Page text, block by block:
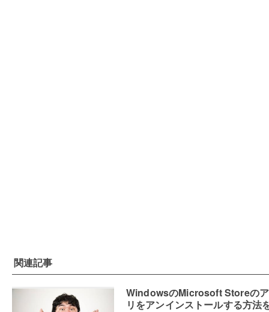
関連記事
WindowsのMicrosoft Storeの
リをアンインストールする方法